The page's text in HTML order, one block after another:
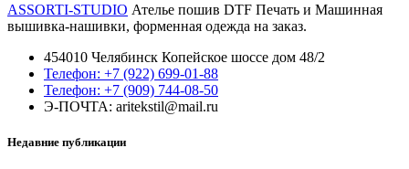
ASSORTI-STUDIO Ателье пошив DTF Печать и Машинная
вышивка-нашивки, форменная одежда на заказ.
454010 Челябинск Копейское шоссе дом 48/2
Телефон: +7 (922) 699-01-88
Телефон: +7 (909) 744-08-50
Э-ПОЧТА: aritekstil@mail.ru
Недавние публикации